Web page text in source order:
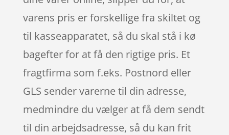
varens pris er forskellige fra skiltet og
til kasseapparatet, så du skal stå i kø
bagefter for at få den rigtige pris. Et
fragtfirma som f.eks. Postnord eller
GLS sender varerne til din adresse,
medmindre du vælger at få dem sendt
til din arbejdsadresse, så du kan frit